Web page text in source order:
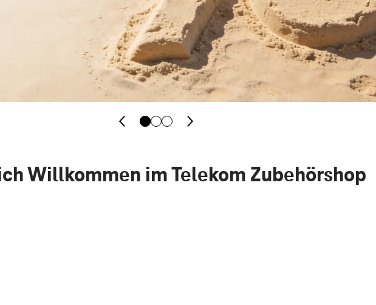
Willkommen im Telekom Zubehörshop